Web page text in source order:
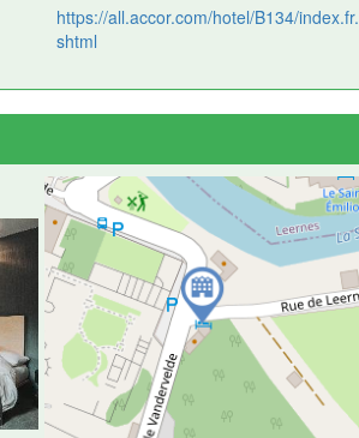
https://all.accor.com/hotel/B134/index.fr.
shtml